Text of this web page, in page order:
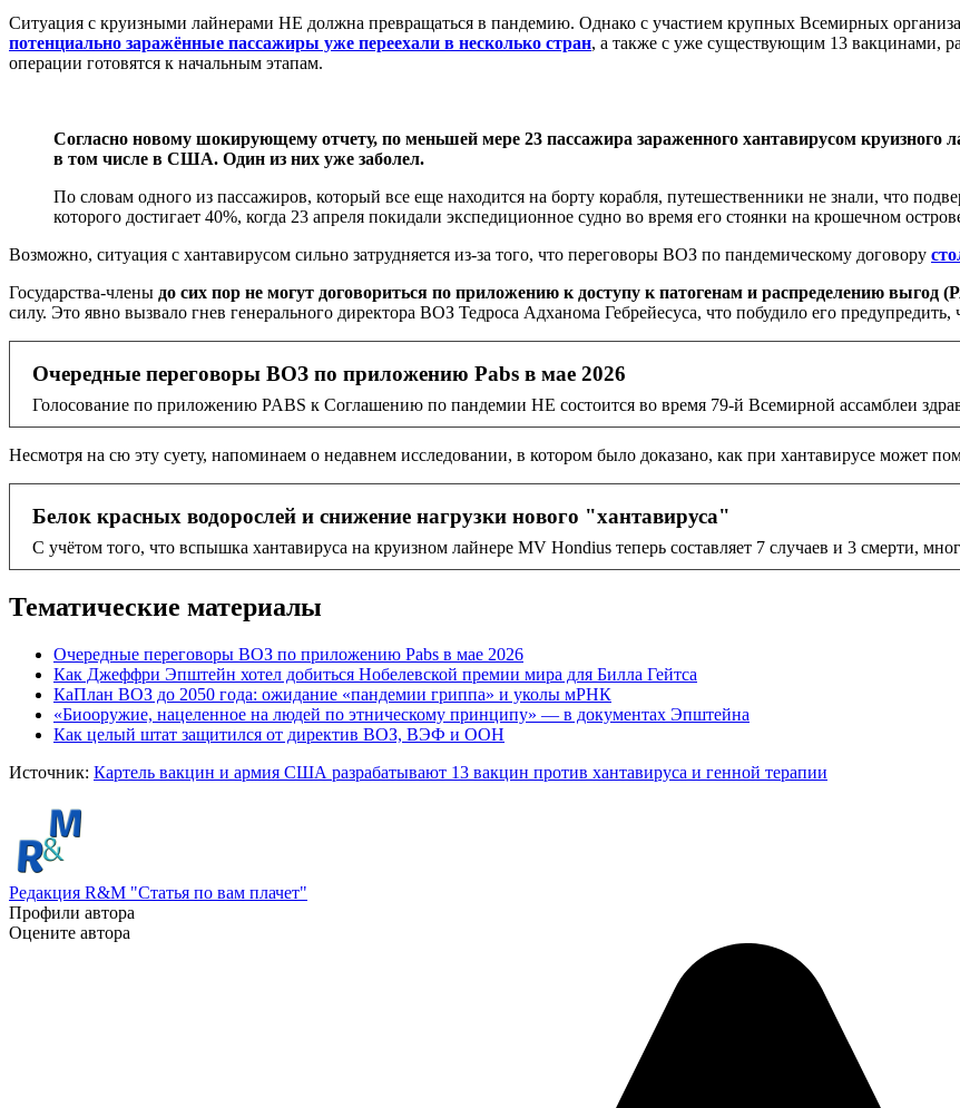
Ситуация с круизными лайнерами НЕ должна превращаться в пандемию. Однако с участием крупных Всемирных
потенциально заражённые пассажиры уже переехали в несколько стран, а также с уже существующим 13 вакцинами,
операции готовятся к начальным этапам.
Согласно новому шокирующему отчету, по меньшей мере 23 пассажира зараженного хантавирусом круизного
в том числе в США. Один из них уже заболел.
По словам одного из пассажиров, который все еще находится на борту корабля, путешественники не знали, что
которого достигает 40%, когда 23 апреля покидали экспедиционное судно во время его стоянки на крошечном
Возможно, ситуация с хантавирусом сильно затрудняется из-за того, что переговоры ВОЗ по пандемическому договору
Государства-члены до сих пор не могут договориться по приложению к доступу к патогенам и распределению выгод
силу. Это явно вызвало гнев генерального директора ВОЗ Тедроса Адханома Гебрейесуса, что побудило его
Очередные переговоры ВОЗ по приложению Pabs в мае 2026
Голосование по приложению PABS к Соглашению по пандемии НЕ состоится во время 79-й Всемирной ассамблеи
Несмотря на сю эту суету, напоминаем о недавнем исследовании, в котором было доказано, как при хантавирусе может
Белок красных водорослей и снижение нагрузки нового "хантавируса"
С учётом того, что вспышка хантавируса на круизном лайнере MV Hondius теперь составляет 7 случаев и 3 смерти,
Тематические материалы
Очередные переговоры ВОЗ по приложению Pabs в мае 2026
Как Джеффри Эпштейн хотел добиться Нобелевской премии мира для Билла Гейтса
КаПлан ВОЗ до 2050 года: ожидание «пандемии гриппа» и уколы мРНК
«Биооружие, нацеленное на людей по этническому принципу» — в документах Эпштейна
Как целый штат защитился от директив ВОЗ, ВЭФ и ООН
Источник: Картель вакцин и армия США разрабатывают 13 вакцин против хантавируса и генной терапии
Редакция R&M "Статья по вам плачет"
Профили автора
Оцените автора